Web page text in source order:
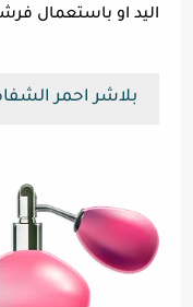
اليد او باستعمال
بلاشر احمر